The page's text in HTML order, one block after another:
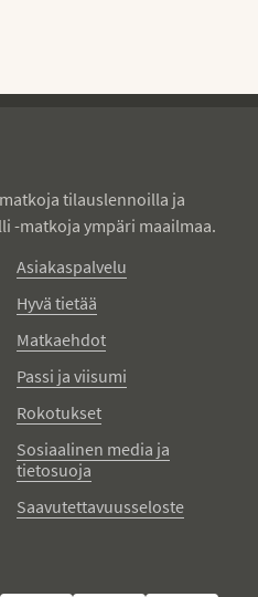
tilauslennoilla ja
-matkoja ympäri maailmaa.
Asiakaspalvelu
Hyvä tietää
Matkaehdot
Passi ja viisumi
Rokotukset
Sosiaalinen media ja
tietosuoja
Saavutettavuusseloste